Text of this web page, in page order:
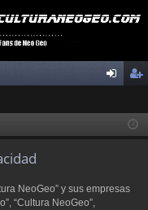
se
ist
NeoGeo” y sus empresas
“Cultura NeoGeo”,